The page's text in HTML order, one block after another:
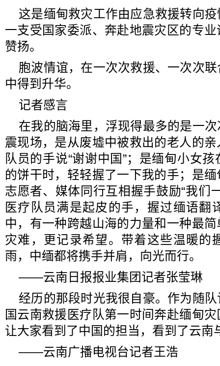
这是缅甸救灾工作由应急救援转向
一支受国家委派、奔赴地震灾区的专
赞扬。
胞波情谊，在一次次救援、一次次
中得到升华。
记者感言
在我的脑海里，浮现得最多的是一
震现场，是从废墟中被救出的老人的
队员的手说“谢谢中国”；是缅甸小女
的饼干时，轻轻握了一下我的手；是
志愿者、媒体同行互相握手鼓励“我们
医疗队员满是起皮的手，握过缅语翻
中，有一种跨越山海的力量和一种最
灾难，更记录希望。带着这些温暖的
雨，中缅都将携手并肩，向光而行。
——云南日报报业集团记者张莹琳
经历的那段时光我很自豪。作为随
国云南救援医疗队第一时间奔赴缅甸
让大家看到了中国的担当，看到了云南
——云南广播电视台记者王浩